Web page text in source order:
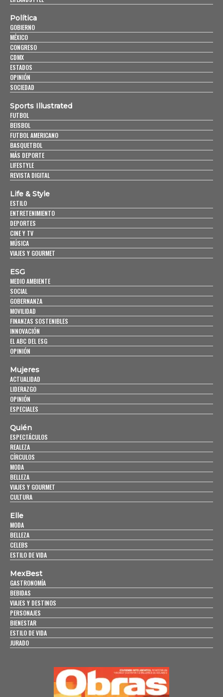
Política
GOBIERNO
MÉXICO
CONGRESO
CDMX
ESTADOS
OPINIÓN
SOCIEDAD
Sports Illustrated
FUTBOL
BEISBOL
FUTBOL AMERICANO
BASQUETBOL
MÁS DEPORTE
LIFESTYLE
REVISTA DIGITAL
Life & Style
ESTILO
ENTRETENIMIENTO
DEPORTES
CINE Y TV
MÚSICA
VIAJES Y GOURMET
ESG
MEDIO AMBIENTE
SOCIAL
GOBERNANZA
MOVILIDAD
FINANZAS SOSTENIBLES
INNOVACIÓN
EL ABC DEL ESG
OPINIÓN
Mujeres
ACTUALIDAD
LIDERAZGO
OPINIÓN
ESPECIALES
Quién
ESPECTÁCULOS
REALEZA
CÍRCULOS
MODA
BELLEZA
VIAJES Y GOURMET
CULTURA
Elle
MODA
BELLEZA
CELEBS
ESTILO DE VIDA
MexBest
GASTRONOMÍA
BEBIDAS
VIAJES Y DESTINOS
PERSONAJES
BIENESTAR
ESTILO DE VIDA
JURADO